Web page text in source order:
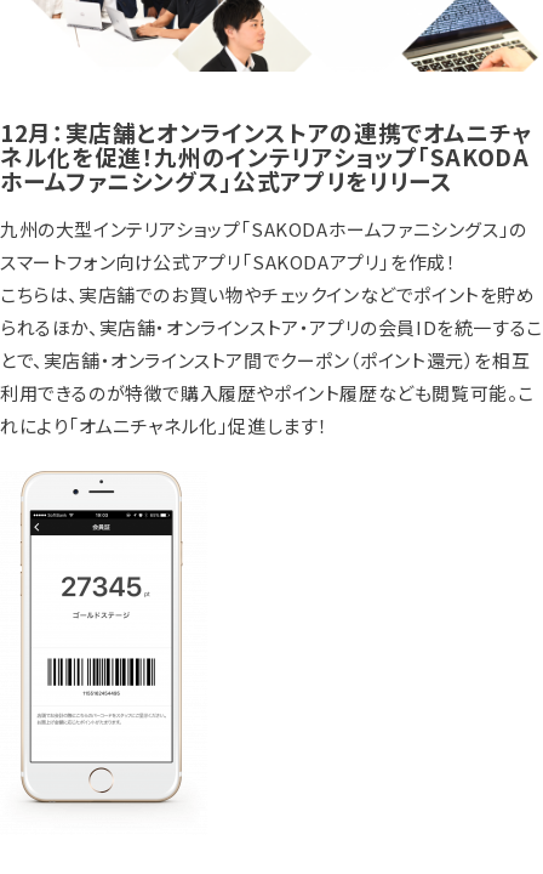
12月：実店舗とオンラインストアの連携でオムニチャ
ネル化を促進！九州のインテリアショップ「SAKODA
ホームファニシングス」公式アプリをリリース
九州の大型インテリアショップ「SAKODAホームファニシングス」の
スマートフォン向け公式アプリ「SAKODAアプリ」を作成！
こちらは、実店舗でのお買い物やチェックインなどでポイントを貯め
られるほか、実店舗・オンラインストア・アプリの会員IDを統一するこ
とで、実店舗・オンラインストア間でクーポン（ポイント還元）を相互
利用できるのが特徴で購入履歴やポイント履歴なども閲覧可能。こ
れにより「オムニチャネル化」促進します！